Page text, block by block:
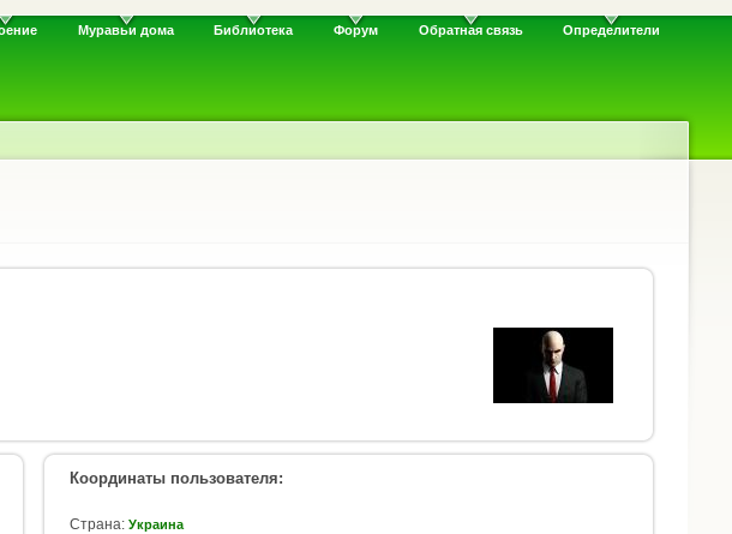
Муравьи дома Библиотека Форум Обратная связь Определители
Координаты пользователя:
Страна: Украина